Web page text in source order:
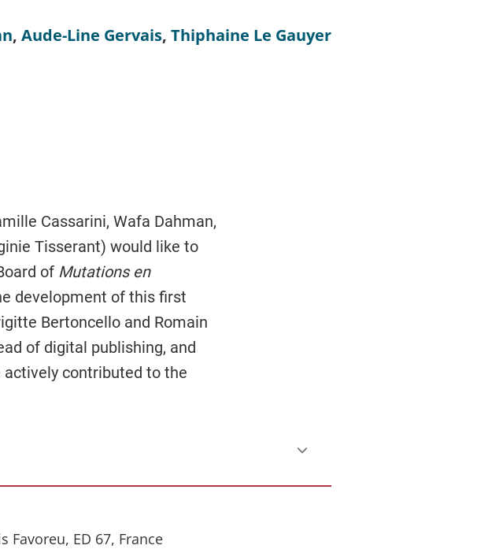
, Aude-Line Gervais, Thiphaine Le Gauyer
Cassarini, Wafa Dahman,
Tisserant) would like to
of Mutations en
development of this first
Bertoncello and Romain
of digital publishing, and
actively contributed to the
Favoreu, ED 67, France